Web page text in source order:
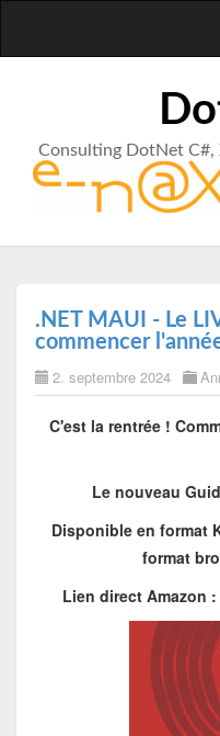
Consulting DotNet C#,
.NET MAUI - Le
commencer
2. septembre 2024
C'est la rentrée !
Le nouveau
Disponible en format
format
Lien direct Amazon :